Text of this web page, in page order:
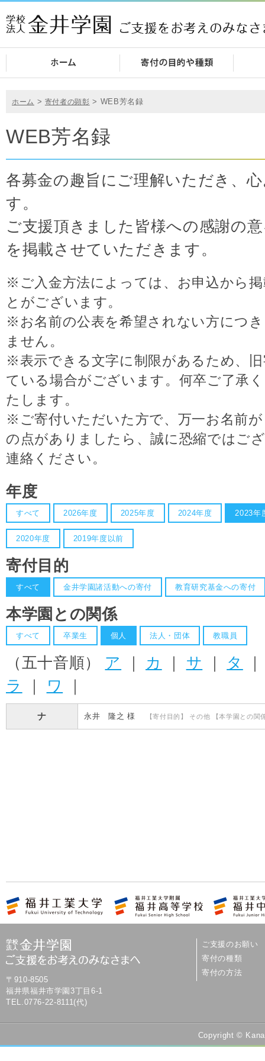
ホーム > 寄付者の顕彰 > WEB芳名録
WEB芳名録
各募金の趣旨にご理解いただき、
す。
ご支援頂きました皆様への感謝の
を掲載させていただきます。
※ご入金方法によっては、お申込から
とがございます。
※お名前の公表を希望されない方につ
ません。
※表示できる文字に制限があるため、
ている場合がございます。何卒ご了承
たします。
※ご寄付いただいた方で、万一お名前
の点がありましたら、誠に恐縮ではご
連絡ください。
年度
すべて 2026年度 2025年度 2024年度 2023年
2020年度 2019年度以前
寄付目的
すべて 金井学園諸活動への寄付 教育研究基金への寄付
本学園との関係
すべて 卒業生 個人 法人・団体 教職員
（五十音順） ア ｜ カ ｜ サ ｜ タ
ラ
｜ ワ ｜
ナ 永井 隆之 様 【寄付目的】 その他 【本学園との関
〒910-8505
福井県福井市学園3丁目6-1
TEL.0776-22-8111(代)
ご支援のお願い
寄付の種類
寄付の方法
Copyright ©